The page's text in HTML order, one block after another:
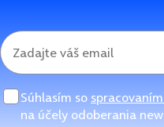
Súhlasím so
na účely odoberania